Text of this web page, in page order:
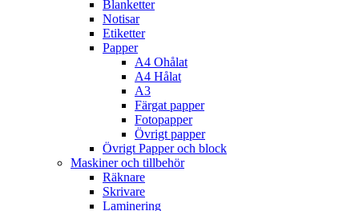
Blanketter
Notisar
Etiketter
Papper
A4 Ohålat
A4 Hålat
A3
Färgat papper
Fotopapper
Övrigt papper
Övrigt Papper och block
Maskiner och tillbehör
Räknare
Skrivare
Laminering